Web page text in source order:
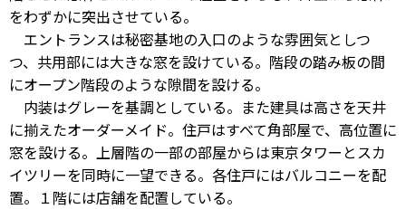
をわずかに突出させている。
エントランスは秘密基地の入口のような雰囲気としつ
つ、共用部には大きな窓を設けている。階段の踏み板の間
にオープン階段のような隙間を設ける。
内装はグレーを基調としている。また建具は高さを天井
に揃えたオーダーメイド。住戸はすべて角部屋で、高位置に
窓を設ける。上層階の一部の部屋からは東京タワーとスカ
イツリーを同時に一望できる。各住戸にはバルコニーを配
置。１階には店舗を配置している。